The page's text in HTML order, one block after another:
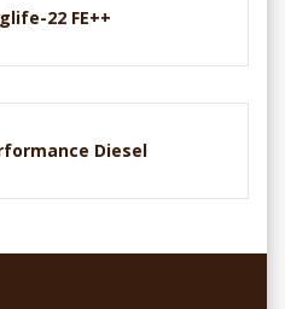
22 FE++
Diesel